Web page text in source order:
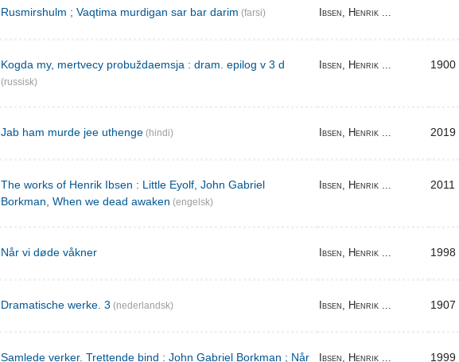
Rusmirshulm ; Vaqtima murdigan sar bar darim (farsi) Ibsen, Henrik ...
Kogda my, mertvecy probuždaemsja : dram. epilog v 3 d
(russisk)
Ibsen, Henrik ... 1900
Jab ham murde jee uthenge (hindi) Ibsen, Henrik ... 2019
The works of Henrik Ibsen : Little Eyolf, John Gabriel
Borkman, When we dead awaken (engelsk)
Ibsen, Henrik ... 2011
Når vi døde våkner Ibsen, Henrik ... 1998
Dramatische werke. 3 (nederlandsk) Ibsen, Henrik ... 1907
Samlede verker. Trettende bind : John Gabriel Borkman ; Når Ibsen, Henrik ... 1999